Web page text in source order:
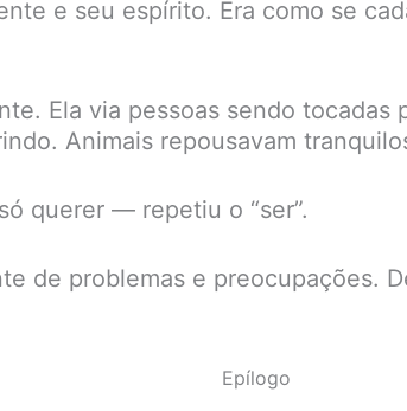
e seu espírito. Era como se
Ela via pessoas sendo tocadas
Animais repousavam
querer — repetiu o “ser”.
de problemas e preocupações.
Epílogo